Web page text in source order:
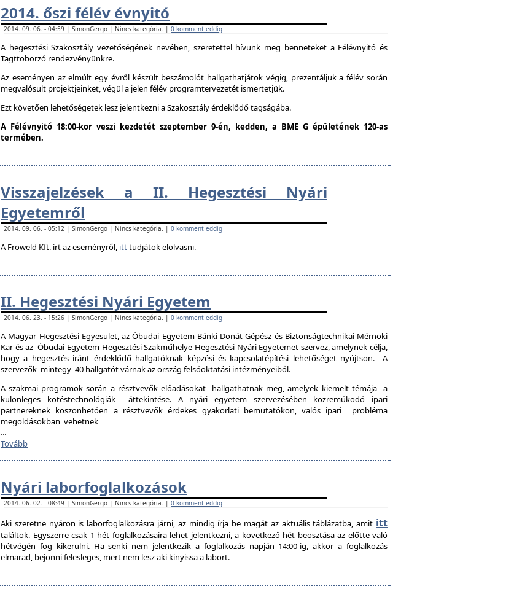
2014. őszi félév évnyitó
2014. 09. 06. - 04:59 | SimonGergo | Nincs kategória. | 0 komment eddig
A hegesztési Szakosztály vezetőségének nevében, szeretettel hívunk meg benneteket a Félévnyitó és
Tagttoborzó rendezvényünkre.
Az eseményen az elmúlt egy évről készült beszámolót hallgathatjátok végig, prezentáljuk a félév során
megvalósult projektjeinket, végül a jelen félév programtervezetét ismertetjük.
Ezt követően lehetőségetek lesz jelentkezni a Szakosztály érdeklődő tagságába.
A Félévnyitó 18:00-kor veszi kezdetét szeptember 9-én, kedden, a BME G épületének 120-as
termében.
Visszajelzések a II. Hegesztési Nyári
Egyetemről
2014. 09. 06. - 05:12 | SimonGergo | Nincs kategória. | 0 komment eddig
A Froweld Kft. írt az eseményről, itttudjátok elolvasni.
II. Hegesztési Nyári Egyetem
2014. 06. 23. - 15:26 | SimonGergo | Nincs kategória. | 0 komment eddig
A Magyar Hegesztési Egyesület, az Óbudai Egyetem Bánki Donát Gépész és Biztonságtechnikai Mérnöki
Kar és az Óbudai Egyetem Hegesztési Szakműhelye Hegesztési Nyári Egyetemet szervez, amelynek célja,
hogy a hegesztés iránt érdeklődő hallgatóknak képzési és kapcsolatépítési lehetőséget nyújtson. A
szervezők mintegy 40 hallgatót várnak az ország felsőoktatási intézményeiből.
A szakmai programok során a résztvevők előadásokat hallgathatnak meg, amelyek kiemelt témája a
különleges kötéstechnológiák áttekintése. A nyári egyetem szervezésében közreműködő ipari
partnereknek köszönhetően a résztvevők érdekes gyakorlati bemutatókon, valós ipari probléma
megoldásokban vehetnek
...
Tovább
Nyári laborfoglalkozások
2014. 06. 02. - 08:49 | SimonGergo | Nincs kategória. | 0 komment eddig
Aki szeretne nyáron is laborfoglalkozásra járni, az mindig írja be magát az aktuális táblázatba, amit itt
találtok. Egyszerre csak 1 hét foglalkozásaira lehet jelentkezni, a következő hét beosztása az előtte való
hétvégén fog kikerülni. Ha senki nem jelentkezik a foglalkozás napján 14:00-ig, akkor a foglalkozás
elmarad, bejönni felesleges, mert nem lesz aki kinyissa a labort.